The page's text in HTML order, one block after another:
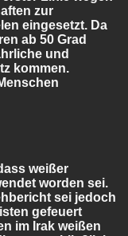
zur
eingesetzt. Da
ab 50 Grad
und
kommen.
weißer
worden sei.
sei jedoch
gefeuert
im Irak weißen